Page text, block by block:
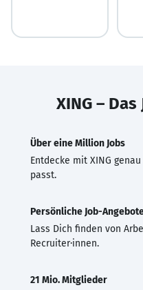
XING –
Über eine Million Jobs
Entdecke mit XING
passt.
Persönliche Job-
Lass Dich finden von
Recruiter·innen.
21 Mio. Mitglieder